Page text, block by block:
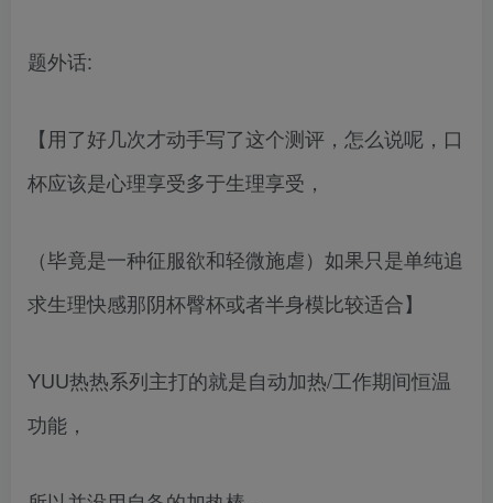
题外话:
【用了好几次才动手写了这个测评，怎么说呢，口
杯应该是心理享受多于生理享受，
（毕竟是一种征服欲和轻微施虐）如果只是单纯追
求生理快感那阴杯臀杯或者半身模比较适合】
YUU热热系列主打的就是自动加热/工作期间恒温
功能，